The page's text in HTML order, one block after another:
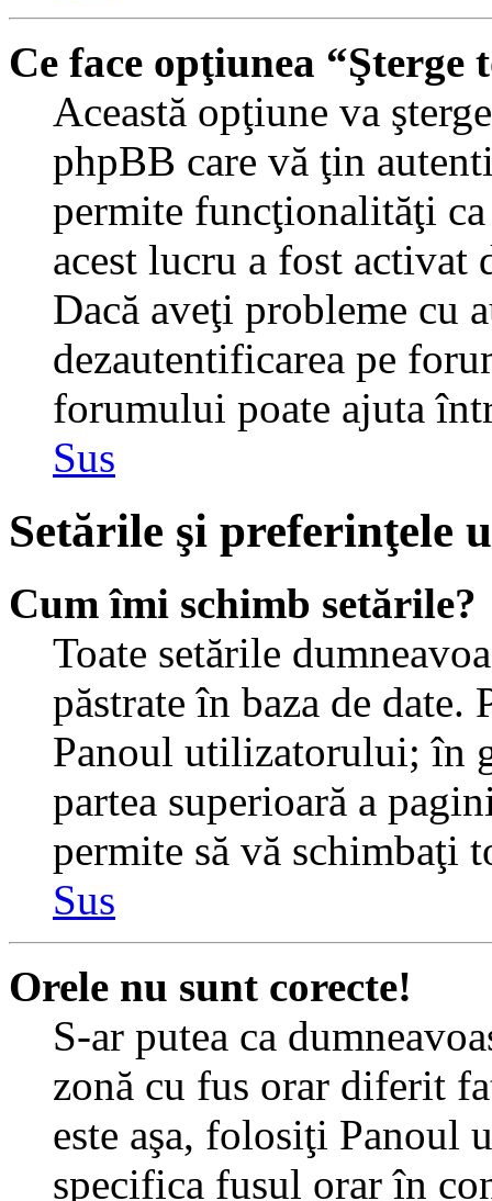
Ce face opţiunea
Această opţiune va
phpBB care vă ţin
permite funcţionalităţi
acest lucru a fost
Dacă aveţi probleme cu
dezautentificarea pe
forumului poate ajuta
Sus
Setările şi preferinţele
Cum îmi schimb setările?
Toate setările
păstrate în baza de
Panoul utilizatorului; în
partea superioară a
permite să vă schimbaţi
Sus
Orele nu sunt corecte!
S-ar putea ca
zonă cu fus orar diferit
este aşa, folosiţi Panoul
specifica fusul orar în